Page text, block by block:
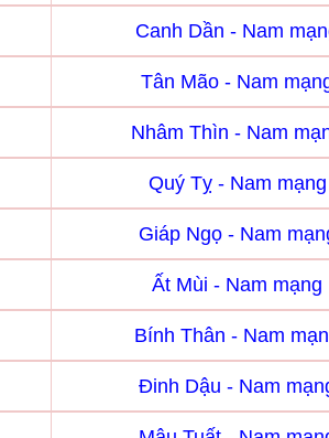
Canh Dần - Nam
Tân Mão - Nam
Nhâm Thìn - Nam
Quý Tỵ - Nam mạng
Giáp Ngọ - Nam
Ất Mùi - Nam mạng
Bính Thân - Nam
Đinh Dậu - Nam